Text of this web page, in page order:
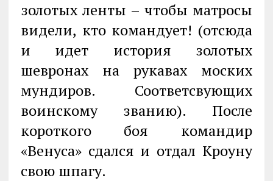
золотых ленты – чтобы матросы
видели, кто командует! (отсюда
и идет история золотых
шевронах на рукавах моских
мундиров. Соответсвующих
воинскому званию). После
короткого боя командир
«Венуса» сдался и отдал Кроуну
свою шпагу.